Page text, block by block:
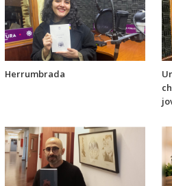
Herrumbrada